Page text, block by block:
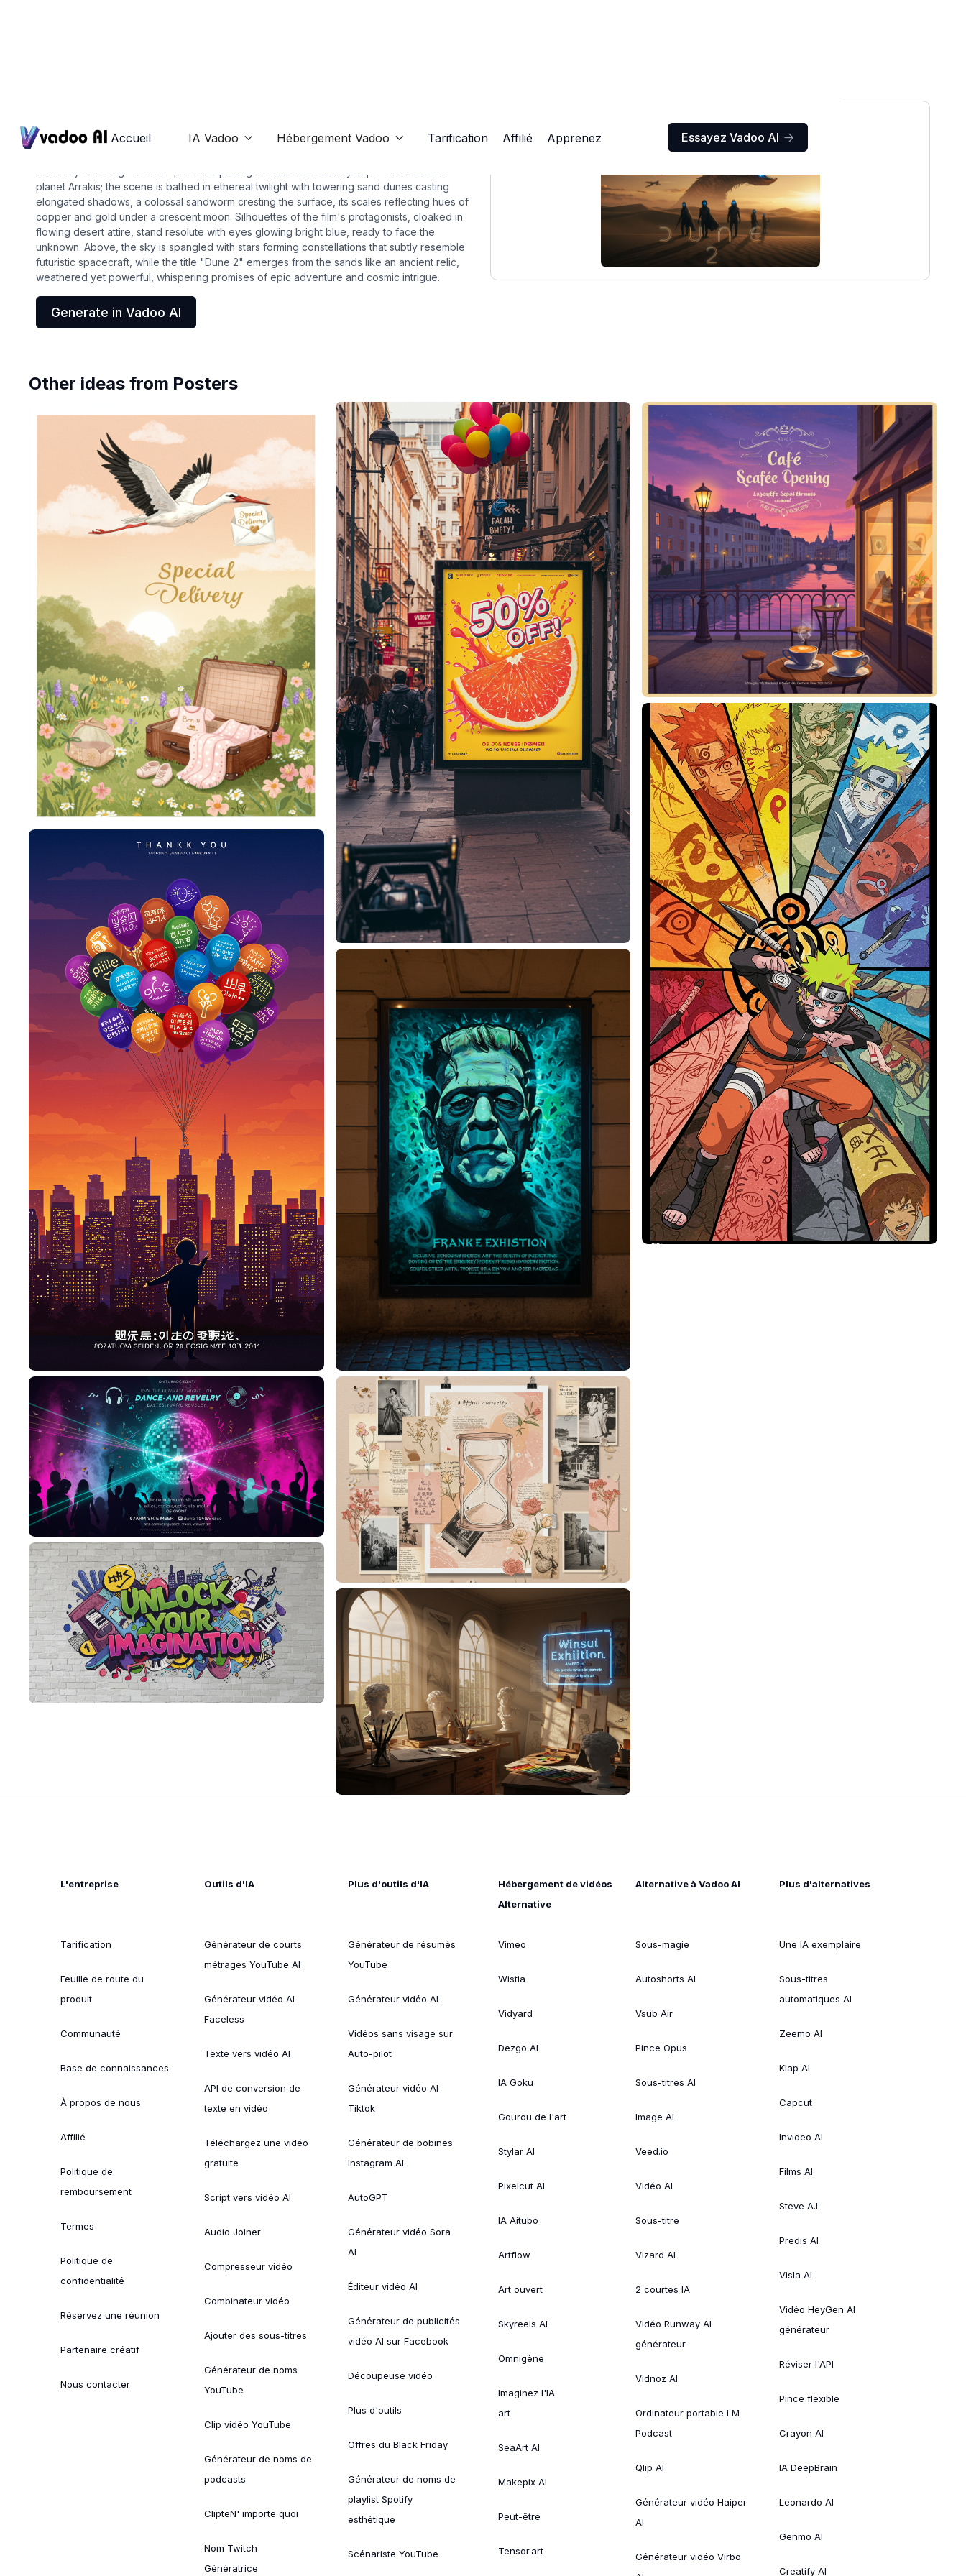
Accueil IA Vadoo  Hébergement Vadoo  Tarification Affilié Apprenez Essayez Vadoo AI 
dune 2 poster
planet Arrakis; the scene is bathed in ethereal twilight with towering sand dunes casting
elongated shadows, a colossal sandworm cresting the surface, its scales reflecting hues of
copper and gold under a crescent moon. Silhouettes of the film's protagonists, cloaked in
flowing desert attire, stand resolute with eyes glowing bright blue, ready to face the
unknown. Above, the sky is spangled with stars forming constellations that subtly resemble
futuristic spacecraft, while the title "Dune 2" emerges from the sands like an ancient relic,
weathered yet powerful, whispering promises of epic adventure and cosmic intrigue.
Generate in Vadoo AI
Other ideas from Posters
L'entreprise
Tarification
Feuille de route du
produit
Communauté
Base de connaissances
À propos de nous
Affilié
Politique de
remboursement
Termes
Politique de
confidentialité
Réservez une réunion
Partenaire créatif
Nous contacter
Outils d'IA
Générateur de courts
métrages YouTube AI
Générateur vidéo AI
Faceless
Texte vers vidéo AI
API de conversion de
texte en vidéo
Téléchargez une vidéo
gratuite
Script vers vidéo AI
Audio Joiner
Compresseur vidéo
Combinateur vidéo
Ajouter des sous-titres
Générateur de noms
YouTube
Clip vidéo YouTube
Générateur de noms de
podcasts
ClipteN' importe quoi
Nom Twitch
Génératrice
Plus d'outils d'IA
Générateur de résumés
YouTube
Générateur vidéo AI
Vidéos sans visage sur
Auto-pilot
Générateur vidéo AI
Tiktok
Générateur de bobines
Instagram AI
AutoGPT
Générateur vidéo Sora
AI
Éditeur vidéo AI
Générateur de publicités
vidéo AI sur Facebook
Découpeuse vidéo
Plus d'outils
Offres du Black Friday
Générateur de noms de
playlist Spotify
esthétique
Scénariste YouTube
Hébergement de vidéos
Alternative
Vimeo
Wistia
Vidyard
Dezgo AI
IA Goku
Gourou de l'art
Stylar AI
Pixelcut AI
IA Aitubo
Artflow
Art ouvert
Skyreels AI
Omnigène
Imaginez l'IA
art
SeaArt AI
Makepix AI
Peut-être
Tensor.art
Alternative à Vadoo AI
Sous-magie
Autoshorts AI
Vsub Air
Pince Opus
Sous-titres AI
Image AI
Veed.io
Vidéo AI
Sous-titre
Vizard AI
2 courtes IA
Vidéo Runway AI
générateur
Vidnoz AI
Ordinateur portable LM
Podcast
Qlip AI
Générateur vidéo Haiper
AI
Générateur vidéo Virbo
Plus d'alternatives
Une IA exemplaire
Sous-titres
automatiques AI
Zeemo AI
Klap AI
Capcut
Invideo AI
Films AI
Steve A.I.
Predis AI
Visla AI
Vidéo HeyGen AI
générateur
Réviser l'API
Pince flexible
Crayon AI
IA DeepBrain
Leonardo AI
Genmo AI
Creatify AI